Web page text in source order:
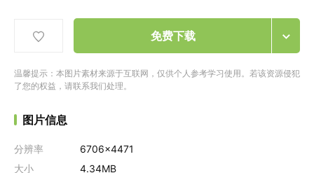
免费下载
温馨提示：本图片素材来源于互联网，仅供个人参考学习使用。若该资源侵犯
了您的权益，请联系我们处理。
图片信息
分辨率
6706x4471
大小
4.34MB